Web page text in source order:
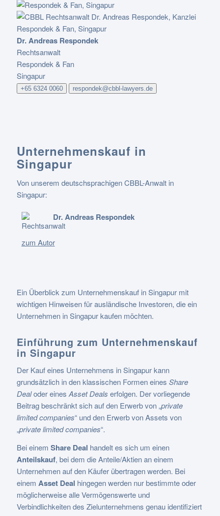
Dr. Andreas Respondek
Rechtsanwalt
Respondek & Fan
Singapur
+65 6324 0060 respondek@cbbl-lawyers.de
Unternehmenskauf in
Singapur
Von unserem deutschsprachigen CBBL-Anwalt in
Singapur:
Dr. Andreas Respondek
Rechtsanwalt
zum Autor
Ein Überblick zum Unternehmenskauf in Singapur mit
wichtigen Hinweisen für ausländische Investoren, die ein
Unternehmen in Singapur kaufen möchten.
Einführung zum Unternehmenskauf
in Singapur
Der Kauf eines Unternehmens in Singapur kann
grundsätzlich in den klassischen Formen eines Share
Dealoder einesAsset Deals erfolgen. Der vorliegende
Beitrag beschränkt sich auf den Erwerb von „private
limited companies“ und den Erwerb von Assets von
„private limited companies“.
Bei einem Share Deal handelt es sich um einen
Anteilskauf, bei dem die Anteile/Aktien an einem
Unternehmen auf den Käufer übertragen werden. Bei
einem Asset Deal hingegen werden nur bestimmte oder
möglicherweise alle Vermögenswerte und
Verbindlichkeiten des Zielunternehmens genau identifiziert